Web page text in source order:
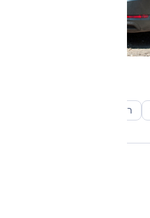
רכב משפחתי